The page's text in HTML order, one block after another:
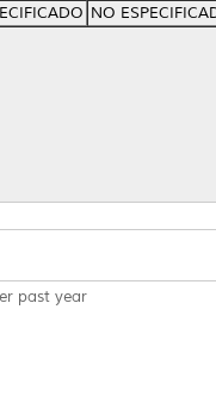
NO
past year